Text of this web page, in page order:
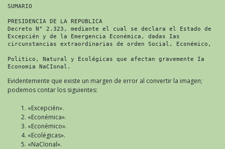
SUMARIO
PRESIDENCIA DE LA REPUBLICA
Decreto N° 2.323, mediante el cual se declara el Estado de
Excepcién y de la Emergencia Econémica, dadas Ias
circunstancias extraordinarias de orden Social, Econémico,
Politico, Natural y Ecolégicas que afectan gravemente Ia
Economia NaCIonal.
Evidentemente que existe un margen de error al convertir la imagen;
podemos contar los siguientes:
«Excepcién».
«Econémica».
«Econémico».
«Ecolégicas».
«NaCIonal».